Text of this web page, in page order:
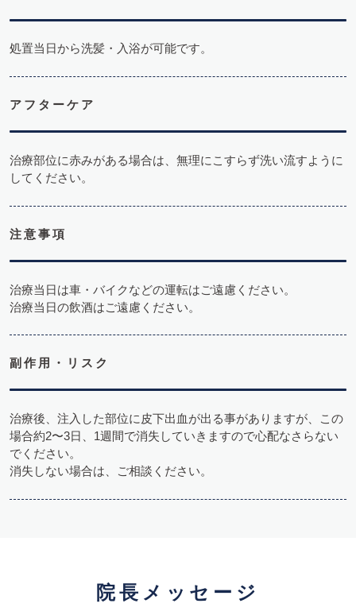
処置当日から洗髪・入浴が可能です。
アフターケア
治療部位に赤みがある場合は、無理にこすらず洗い流すように
してください。
注意事項
治療当日は車・バイクなどの運転はご遠慮ください。
治療当日の飲酒はご遠慮ください。
副作用・リスク
治療後、注入した部位に皮下出血が出る事がありますが、この
場合約2〜3日、1週間で消失していきますので心配なさらない
でください。
消失しない場合は、ご相談ください。
院長メッセージ